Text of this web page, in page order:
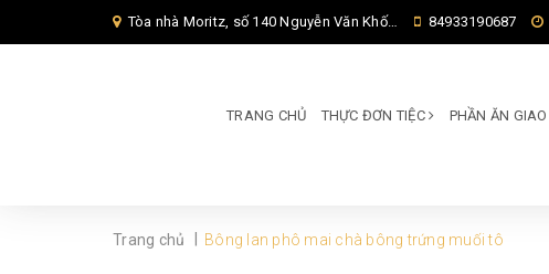
Tòa nhà Moritz, số 140 Nguyễn Văn Khối, Phường Thông Tây Hội, Thành phố Hồ Chí Minh, TP Hồ Chí Minh, 84933190687
TRANG CHỦ THỰC ĐƠN TIỆC PHẦN ĂN
Trang chủ Bông lan phô mai chà bông trứng muối tô